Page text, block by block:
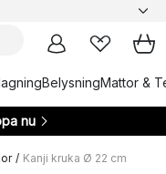
BelysningMattor &
nu
/ Kanji kruka Ø 22 cm